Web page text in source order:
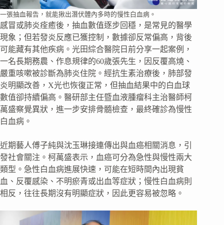
一張抽血報告，就能揪出潛伏體內多時的慢性白血病。
感冒或肺炎痊癒後，抽血數值逐步回穩，是常見的醫學
現象；但若發炎反應已獲控制，數據卻反常偏高，背後
可能藏有其他疾病。光田綜合醫院日前分享一起案例，
一名長期務農、作息規律的60歲張先生，因反覆高燒、
嚴重咳嗽被診斷為肺炎住院。經抗生素治療後，肺部發
炎明顯改善，X光也恢復正常，但抽血結果中的白血球
數值卻持續偏高。醫研部主任暨血液腫瘤科主治醫師柯
萬盛察覺異狀，進一步安排骨髓檢查，最終確診為慢性
白血病。
近期藝人傅子純與沈玉琳接連傳出與血癌相關消息，引
發社會關注。柯萬盛表示，血癌可分為急性與慢性兩大
類型。急性白血病進展快速，可能在短時間內出現貧
血、反覆感染、不明瘀青或出血等症狀；慢性白血病則
相反，往往長期沒有明顯症狀，因此更容易被忽略。